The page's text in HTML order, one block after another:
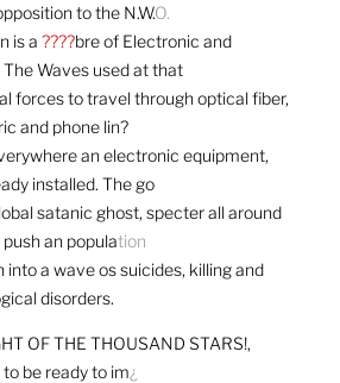
to the N.W.O.
is a ????bre of Electronic and
Waves used at that
forces to travel through optical fiber,
and phone lin?
an electronic equipment,
installed. The go
satanic ghost, specter all around
an population
into a wave os suicides, killing and
disorders.
OF THE THOUSAND STARS!,
be ready to im¿